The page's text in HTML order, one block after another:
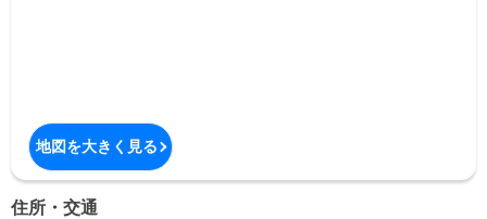
地図を大きく見る
住所・交通